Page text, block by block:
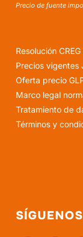
Precio de fuente
Resolución
Precios vigentes
Oferta precio
Marco legal
Tratamiento de
Términos y
SÍGUENOS